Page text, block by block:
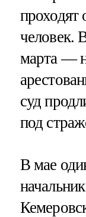
проходят
человек.
марта —
суд
под
В мае